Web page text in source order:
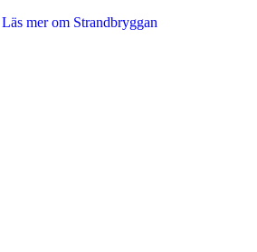
Läs mer om Strandbryggan